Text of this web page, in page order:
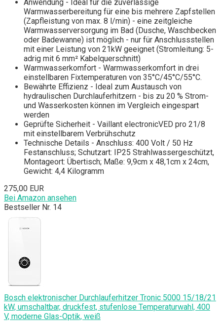
Anwendung - Ideal für die zuverlässige
Warmwasserbereitung für eine bis mehrere Zapfstellen
(Zapfleistung von max. 8 l/min) - eine zeitgleiche
Warmwasserversorgung im Bad (Dusche, Waschbecken
oder Badewanne) ist möglich - nur für Anschlussstellen
mit einer Leistung von 21kW geeignet (Stromleitung: 5-
adrig mit 6 mm² Kabelquerschnitt)
Warmwasserkomfort - Warmwasserkomfort in drei
einstellbaren Fixtemperaturen von 35°C/45°C/55°C.
Bewährte Effizienz - Ideal zum Austausch von
hydraulischen Durchlauferhitzern - bis zu 20 % Strom-
und Wasserkosten können im Vergleich eingespart
werden
Geprüfte Sicherheit - Vaillant electronicVED pro 21/8
mit einstellbarem Verbrühschutz
Technische Details - Anschluss: 400 Volt / 50 Hz
Festanschluss; Schutzart: IP25 Strahlwassergeschützt,
Montageort: Übertisch; Maße: 9,9cm x 48,1cm x 24cm,
Gewicht: 4,4 Kilogramm
275,00 EUR
Bei Amazon ansehen
Bestseller Nr. 14
Bosch elektronischer Durchlauferhitzer Tronic 5000 15/18/21
kW, umschaltbar, druckfest, stufenlose Temperaturwahl, 400
V, moderne Glas-Optik, weiß